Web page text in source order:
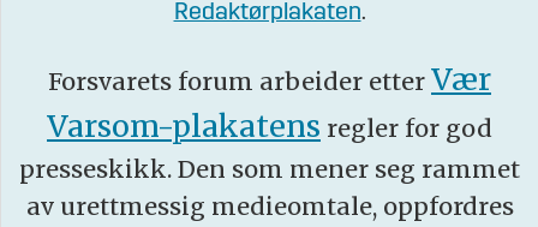
Redaktørplakaten.
Forsvarets forum arbeider etter Vær
Varsom-plakatens regler for god
presseskikk. Den som mener seg rammet
av urettmessig medieomtale, oppfordres